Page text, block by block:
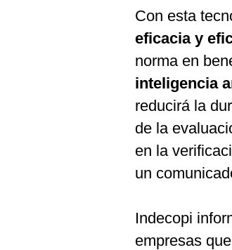
Con esta
eficacia y
norma en
inteligencia
reducirá la
de la
en la
un
Indecopi
empresas